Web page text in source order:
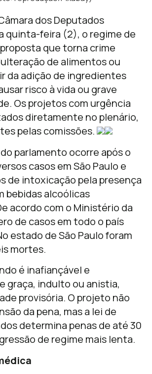
dos Deputados
quinta-feira (2), o regime de
que torna crime
de alimentos ou
da adição de ingredientes
risco à vida ou grave
Os projetos com urgência
diretamente no plenário,
pelas comissões.
parlamento ocorre após o
casos em São Paulo e
de intoxicação pela presença
bebidas alcoólicas
acordo com o Ministério da
de casos em todo o país
estado de São Paulo foram
mortes.
é inafiançável e
graça, indulto ou anistia,
provisória. O projeto não
da pena, mas a lei de
determina penas de até 30
de regime mais lenta.